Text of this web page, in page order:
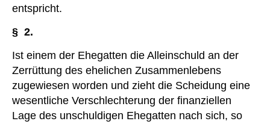
entspricht.
§ 2.
Ist einem der Ehegatten die Alleinschuld an der
Zerrüttung des ehelichen Zusammenlebens
zugewiesen worden und zieht die Scheidung eine
wesentliche Verschlechterung der finanziellen
Lage des unschuldigen Ehegatten nach sich, so